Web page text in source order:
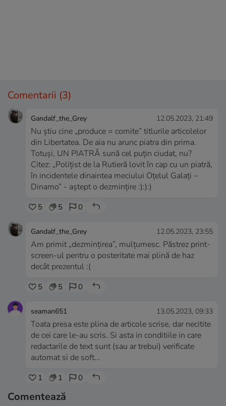
Comentarii (3)
Gandalf_the_Grey 12.05.2023, 21:49
Nu știu cine „produce = comite” titlurile articolelor
din Libertatea. De aia nu arunc piatra din prima.
Totuși, UN PIATRĂ sună cel puțin ciudat, nu?
Citez: „Poliţist de la Rutieră lovit în cap cu un piatră,
în incidentele dinaintea meciului Oţelul Galaţi –
Dinamo” - aștept o dezmințire :):):)
5 5 0
Gandalf_the_Grey 12.05.2023, 23:55
Am primit „dezmințirea”, mulțumesc. Păstrez print-
screen-ul pentru o posteritate mai plină de haz
decât prezentul :(
5 5 0
seaman651 13.05.2023, 09:33
Toata presa este plina de articole scrise, dar necitite
de cei care le-au scris. Si asta in conditiile in care
redactarile de text sunt (sau ar trebui) verificate
automat si de soft...
1 1 0
Comentează